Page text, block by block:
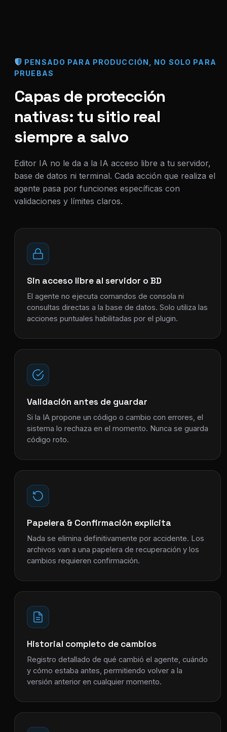
PENSADO PARA PRODUCCIÓN, NO SOLO PARA
PRUEBAS
Capas de protección
nativas: tu sitio real
siempre a salvo
Editor IA no le da a la IA acceso libre a tu servidor,
base de datos ni terminal. Cada acción que realiza el
agente pasa por funciones específicas con
validaciones y límites claros.
Sin acceso libre al servidor o BD
El agente no ejecuta comandos de consola ni
consultas directas a la base de datos. Solo utiliza las
acciones puntuales habilitadas por el plugin.
Validación antes de guardar
Si la IA propone un código o cambio con errores, el
sistema lo rechaza en el momento. Nunca se guarda
código roto.
Papelera & Confirmación explícita
Nada se elimina definitivamente por accidente. Los
archivos van a una papelera de recuperación y los
cambios requieren confirmación.
Historial completo de cambios
Registro detallado de qué cambió el agente, cuándo
y cómo estaba antes, permitiendo volver a la
versión anterior en cualquier momento.